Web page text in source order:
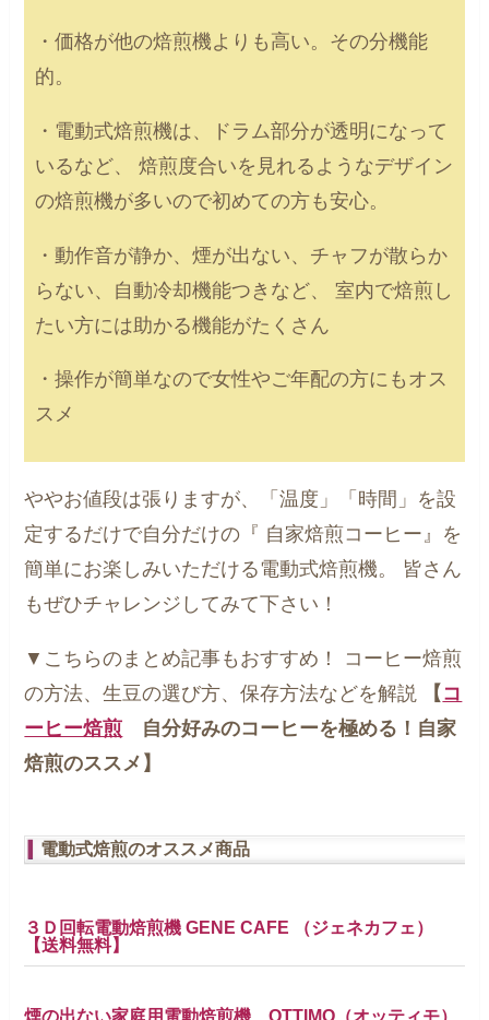
・価格が他の焙煎機よりも高い。その分機能
的。
・電動式焙煎機は、ドラム部分が透明になって
いるなど、
焙煎度合いを見れるようなデザイン
の焙煎機が多いので初めての方も安心。
・動作音が静か、煙が出ない、チャフが散らか
らない、自動冷却機能つきなど、
室内で焙煎し
たい方には助かる機能がたくさん
・操作が簡単なので女性やご年配の方にもオス
スメ
ややお値段は張りますが、「温度」「時間」を設
定するだけで自分だけの『 自家焙煎コーヒー』を
簡単にお楽しみいただける電動式焙煎機。
皆さん
もぜひチャレンジしてみて下さい！
▼こちらのまとめ記事もおすすめ！
コーヒー焙煎
の方法、生豆の選び方、保存方法などを解説
【 コ
ーヒー焙煎 自分好みのコーヒーを極める！自家
焙煎のススメ】
電動式焙煎のオススメ商品
３Ｄ回転電動焙煎機 GENE CAFE （ジェネカフェ）
【送料無料】